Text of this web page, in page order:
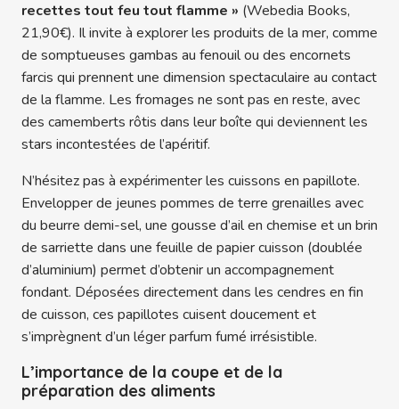
recettes tout feu tout flamme » (Webedia Books,
21,90€). Il invite à explorer les produits de la mer, comme
de somptueuses gambas au fenouil ou des encornets
farcis qui prennent une dimension spectaculaire au contact
de la flamme. Les fromages ne sont pas en reste, avec
des camemberts rôtis dans leur boîte qui deviennent les
stars incontestées de l’apéritif.
N’hésitez pas à expérimenter les cuissons en papillote.
Envelopper de jeunes pommes de terre grenailles avec
du beurre demi-sel, une gousse d’ail en chemise et un brin
de sarriette dans une feuille de papier cuisson (doublée
d’aluminium) permet d’obtenir un accompagnement
fondant. Déposées directement dans les cendres en fin
de cuisson, ces papillotes cuisent doucement et
s’imprègnent d’un léger parfum fumé irrésistible.
L’importance de la coupe et de la
préparation des aliments